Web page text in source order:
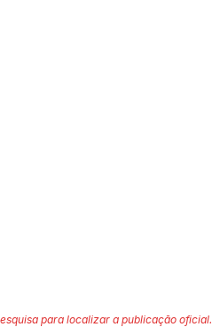
para localizar a publicação oficial.